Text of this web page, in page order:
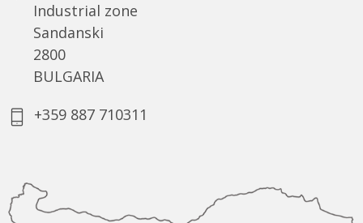
Industrial zone
Sandanski
2800
BULGARIA
+359 887 710311